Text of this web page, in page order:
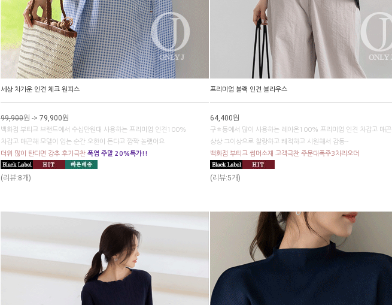
세상 차가운 인견 체크 원피스
99,900원 -> 79,900원
백화점 부티크 브랜드에서 수십만원대 사용하는 프리미엄 인견100%
차갑고 매끈해 모델이 입는 순간 오한이 든다고 깜짝 놀랬어요
더위 많이 탄다면 강추 후기극찬 폭염 주말 20%특가!!
(리뷰:8개)
프리미엄 블랙 인견 블라우스
64,400원
구ㅎ등에서 많이 사용하는 레이온100% 프리미엄 인견 차갑고 매끈
상상 그이상으로 찰랑하고 쾌적하고 시원해서 감동~
백화점 부티크 썸머소재 고객극찬 주문대폭주3차리오더
(리뷰:5개)